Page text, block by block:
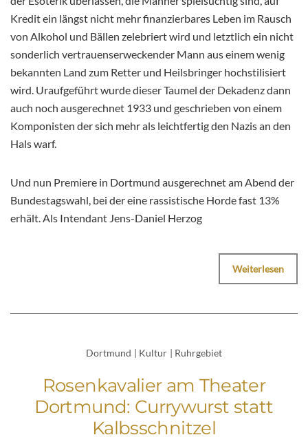
Kredit ein längst nicht mehr finanzierbares Leben im Rausch
von Alkohol und Bällen zelebriert wird und letztlich ein nicht
sonderlich vertrauenserweckender Mann aus einem wenig
bekannten Land zum Retter und Heilsbringer hochstilisiert
wird. Uraufgeführt wurde dieser Taumel der Dekadenz dann
auch noch ausgerechnet 1933 und geschrieben von einem
Komponisten der sich mehr als leichtfertig den Nazis an den
Hals warf.
Und nun Premiere in Dortmund ausgerechnet am Abend der
Bundestagswahl, bei der eine rassistische Horde fast 13%
erhält. Als Intendant Jens-Daniel Herzog
Weiterlesen
Dortmund | Kultur | Ruhrgebiet
Rosenkavalier am Theater
Dortmund: Currywurst statt
Kalbsschnitzel